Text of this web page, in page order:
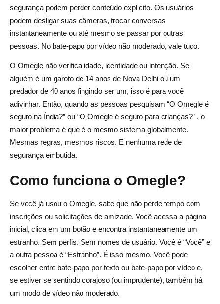
segurança podem perder conteúdo explícito. Os usuários
podem desligar suas câmeras, trocar conversas
instantaneamente ou até mesmo se passar por outras
pessoas. No bate-papo por vídeo não moderado, vale tudo.
O Omegle não verifica idade, identidade ou intenção. Se
alguém é um garoto de 14 anos de Nova Delhi ou um
predador de 40 anos fingindo ser um, isso é para você
adivinhar. Então, quando as pessoas pesquisam “O Omegle é
seguro na Índia?” ou “O Omegle é seguro para crianças?” , o
maior problema é que é o mesmo sistema globalmente.
Mesmas regras, mesmos riscos. E nenhuma rede de
segurança embutida.
Como funciona o Omegle?
Se você já usou o Omegle, sabe que não perde tempo com
inscrições ou solicitações de amizade. Você acessa a página
inicial, clica em um botão e encontra instantaneamente um
estranho. Sem perfis. Sem nomes de usuário. Você é “Você” e
a outra pessoa é “Estranho”. É isso mesmo. Você pode
escolher entre bate-papo por texto ou bate-papo por vídeo e,
se estiver se sentindo corajoso (ou imprudente), também há
um modo de vídeo não moderado.